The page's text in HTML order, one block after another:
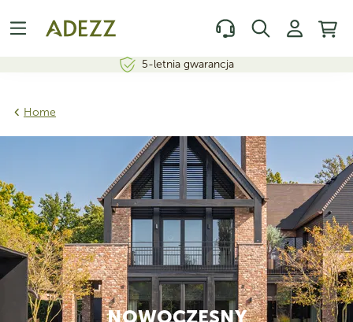
5-letnia gwarancja
Home
NOWOCZESNY